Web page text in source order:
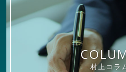
村上コラ